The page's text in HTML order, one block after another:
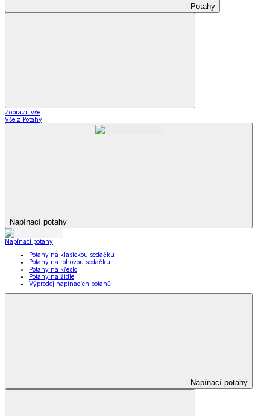
Potahy
Zobrazit vše
Vše z Potahy
Napínací potahy
Napínací potahy
Potahy na klasickou sedačku
Potahy na rohovou sedačku
Potahy na křeslo
Potahy na židle
Výprodej napínacích potahů
Napínací potahy